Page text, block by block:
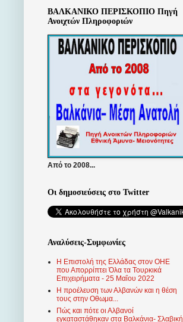
ΒΑΛΚΑΝΙΚΟ ΠΕΡΙΣΚΟΠΙΟ Πηγή
Ανοιχτών Πληροφοριών
Από το 2008...
Οι δημοσιεύσεις στο Twitter
Αναλύσεις-Συμφωνίες
Η Επιστολή της Ελλάδας στον ΟΗΕ
που Απορρίπτει Όλα τα Τουρκικά
Επιχειρήματα - 25 Μαΐου 2022
Η προέλευση των Αλβανών και η θέση
τους στην Οθωμα...
Πώς και πότε οι Αλβανοί
εγκαταστάθηκαν στα Βαλκάνια- Σλαβική